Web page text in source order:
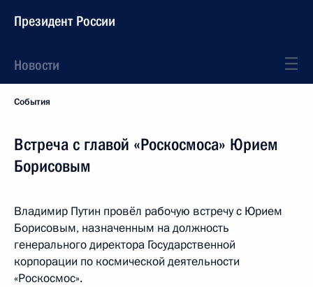
Президент России
Новости
События
Встреча с главой «Роскосмоса» Юрием
Борисовым
Владимир Путин провёл рабочую встречу с Юрием
Борисовым, назначенным на должность
генерального директора Государственной
корпорации по космической деятельности
«Роскосмос».